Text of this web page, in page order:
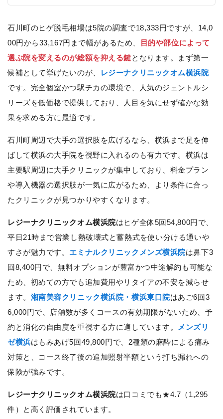
石川町のヒゲ脱毛相場は5院の調査で18,333円ですが、14,0
00円から33,167円まで幅があるため、
目的や部位によって
選ぶ院を変えるのが総額を抑える鍵となります。まず第一
候補として挙げたいのが、
レジーナクリニックオム横浜院
です。完全個室かつ駅チカの環境で、人気のジェントルシ
リーズを低価格で提供しており、人目を気にせず確かな効
果を求める方に最適です。
石川町周辺で大手の選択肢を広げるなら、横浜まで足を伸
ばして横浜の大手院を視野に入れるのも有力です。横浜は
主要駅周辺に大手クリニックが集中しており、料金プラン
や導入機器の選択肢が一気に広がるため、より条件に合っ
たクリニックが見つかりやすくなります。
レジーナクリニックオム横浜院はヒゲ全体5回54,800円で、
平日21時まで営業し熱破壊式と蓄熱式を使い分ける通いや
すさが魅力です。 エミナルクリニックメンズ横浜院は鼻下3
回8,400円で、無料オプションが豊富かつ中途解約も可能な
ため、初めての方でも追加費用やリタイアの不安を減らせ
ます。 湘南美容クリニック横浜院・横浜東口院はあご6回3
6,000円で、店舗数が多くコースの有効期限がないため、予
約と消化の自由度を重視する方に適しています。
メンズリ
ゼ横浜はもみあげ5回49,800円で、2種類の麻酔による痛み
対策と、コース終了後の追加照射半額という打ち漏れへの
保険が強みです。
レジーナクリニックオム横浜院は口コミでも★4.7（1,295
件）と高く評価されています。